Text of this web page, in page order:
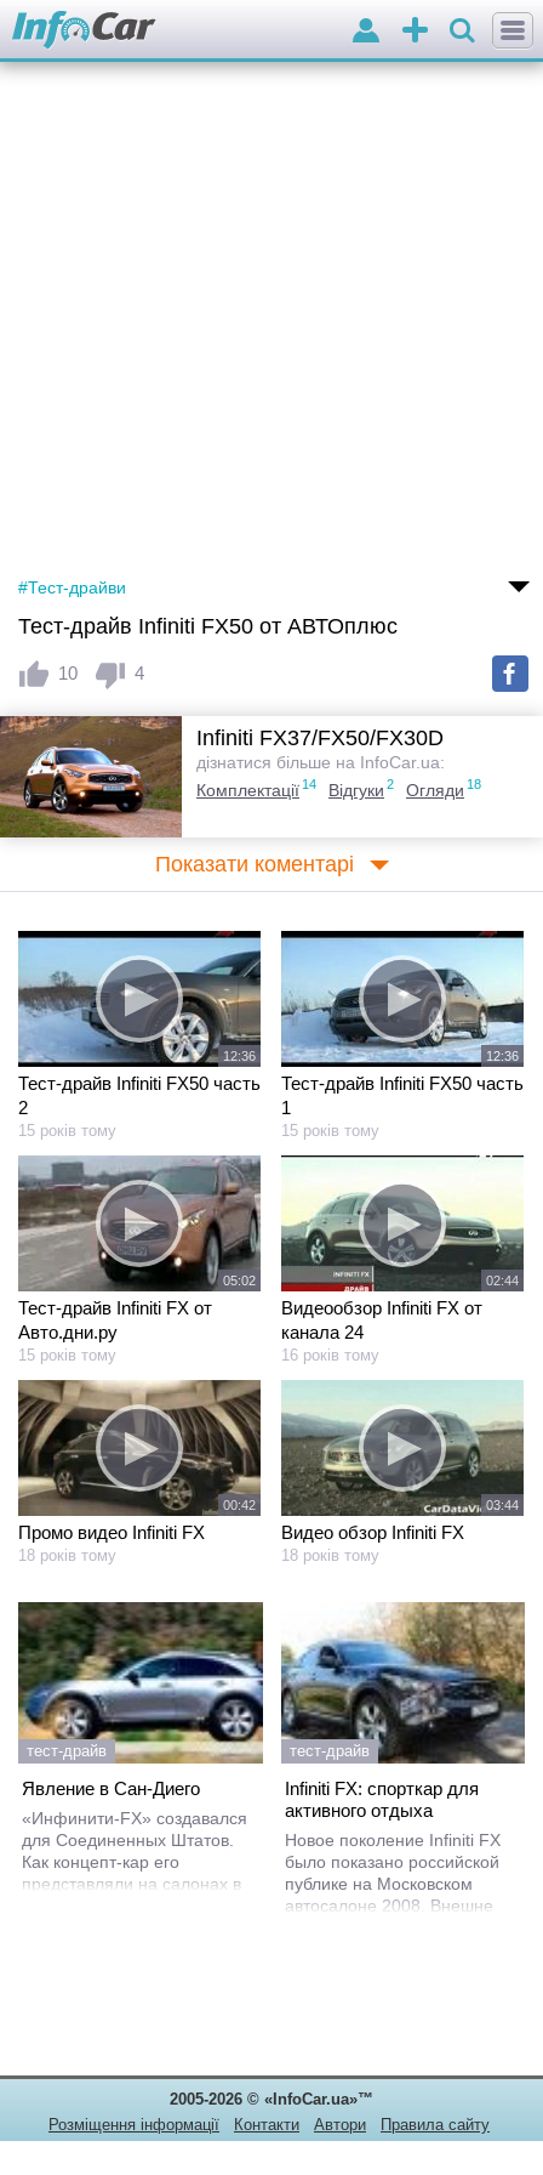
Додати
оголошення
Вхід
#Тест-драйви
Тест-драйв Infiniti FX50 от АВТОплюс
10 4
Infiniti FX37/FX50/FX30D
дізнатися більше на InfoCar.ua:
Комплектації14 Відгуки 2 Огляди 18
Показати коментарі
12:36
Тест-драйв Infiniti FX50 часть
2
15 років тому
12:36
Тест-драйв Infiniti FX50 часть
1
15 років тому
05:02
Тест-драйв Infiniti FX от
Авто.дни.ру
15 років тому
02:44
Видеообзор Infiniti FX от
канала 24
16 років тому
00:42
Промо видео Infiniti FX
18 років тому
03:44
Видео обзор Infiniti FX
18 років тому
тест-драйв
Явление в Сан-Диего
«Инфинити-FX» создавался
для Соединенных Штатов.
Как концепт-кар его
представляли на салонах в
тех пор FX стал популярен
не только в Штатах.
тест-драйв
Infiniti FX: спорткар для
активного отдыха
Новое поколение Infiniti FX
было показано российской
публике на Московском
автосалоне 2008. Внешне
2005-2026 © «InfoCar.ua»™
Розміщення інформації
Контакти Автори
Правила сайту